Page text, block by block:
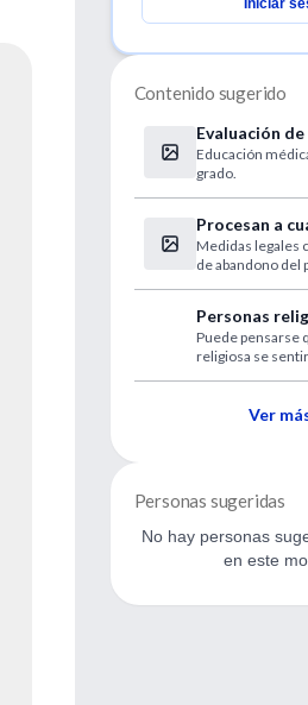
Contenido sugerido
Evaluación de
Educación
grado.
Procesan a
por
pediátrica
Medidas legales
de abandono del
Personas
más
muerte
Puede pensarse
religiosa se
quienes son
Ver
Personas sugeridas
No hay personas
en este